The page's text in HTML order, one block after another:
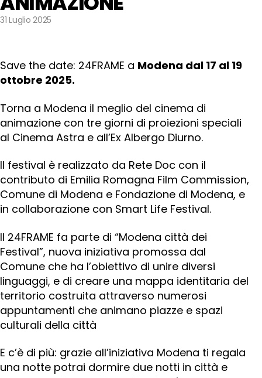
31 Luglio 2025
Save the date: 24FRAME a Modena dal 17 al 19
ottobre 2025.
Torna a Modena il meglio del cinema di
animazione con tre giorni di proiezioni speciali
al Cinema Astra e all’Ex Albergo Diurno.
Il festival è realizzato da Rete Doc con il
contributo di Emilia Romagna Film Commission,
Comune di Modena e Fondazione di Modena, e
in collaborazione con Smart Life Festival.
Il 24FRAME fa parte di “Modena città dei
Festival”, nuova iniziativa promossa dal
Comune che ha l’obiettivo di unire diversi
linguaggi, e di creare una mappa identitaria del
territorio costruita attraverso numerosi
appuntamenti che animano piazze e spazi
culturali della città
E c’è di più: grazie all’iniziativa Modena ti regala
una notte potrai dormire due notti in città e